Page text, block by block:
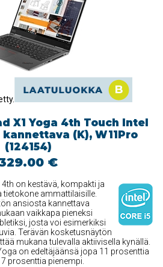
X1 Yoga 4th Touch Intel
kannettava (K), W11Pro
(124154)
€
4th on kestävä, kompakti ja
ammattilaisille.
ansiosta kannettava
vaikkapa pieneksi
josta voi esimerkiksi
Terävän kosketusnäytön
mukana tulevalla aktiivisella kynällä.
on edeltäjäänsä jopa 11 prosenttia
prosenttia pienempi.